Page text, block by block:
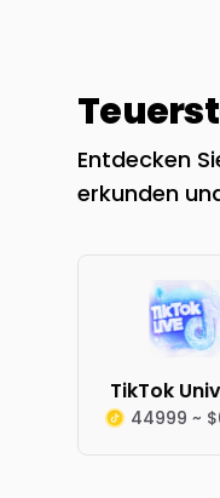
Entdecken
erkunden
TikTok
44999 ~